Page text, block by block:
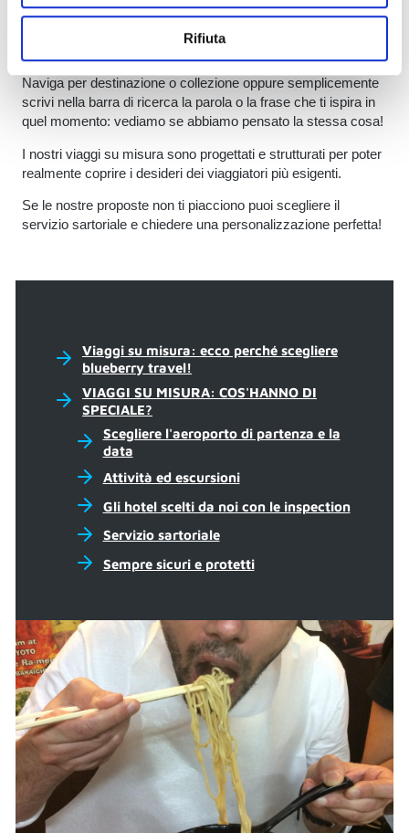
Rifiuta
coppia o con un gruppo di amici da vivere in intimità e libertà.
Per pianificare il tuo viaggio su misura tutto inizia da questo
Naviga per destinazione o collezione oppure semplicemente
scrivi nella barra di ricerca la parola o la frase che ti ispira in
quel momento: vediamo se abbiamo pensato la stessa cosa!
I nostri viaggi su misura sono progettati e strutturati per poter
realmente coprire i desideri dei viaggiatori più esigenti.
Se le nostre proposte non ti piacciono puoi scegliere il
servizio sartoriale e chiedere una personalizzazione perfetta!
Viaggi su misura: ecco perché scegliere
blueberry travel!
VIAGGI SU MISURA: COS'HANNO DI
SPECIALE?
Scegliere l'aeroporto di partenza e la
data
Attività ed escursioni
Gli hotel scelti da noi con le inspection
Servizio sartoriale
Sempre sicuri e protetti